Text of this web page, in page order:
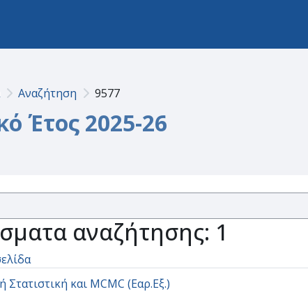
Αναζήτηση 9577
Έτος 2025-26
αναζήτησης: 1
και MCMC (Εαρ.Εξ.)